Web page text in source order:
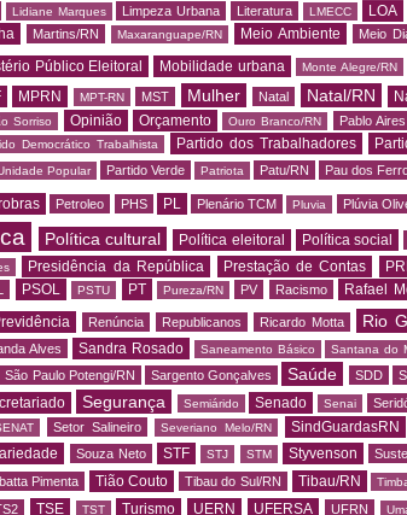
Lidiane Marques Limpeza Urbana Literatura LMECC LOA
Martins/RN Maxaranguape/RN Meio Ambiente Meio
Público Eleitoral Mobilidade urbana Monte Alegre/RN
MPRN MPT-RN MST Mulher Natal Natal/RN
Sorriso Opinião Orçamento Ouro Branco/RN Pablo Aires
Democrático Trabalhista Partido dos Trabalhadores
Popular Partido Verde Patriota Patu/RN Pau dos
Petroleo PHS PL Plenário TCM Pluvia Plúvia
Política cultural Política eleitoral Política social
Presidência da República Prestação de Contas
PSOL PSTU PT Pureza/RN PV Racismo Rafael
Renúncia Republicanos Ricardo Motta Rio
Alves Sandra Rosado Saneamento Básico Santana do
São Paulo Potengi/RN Sargento Gonçalves Saúde SDD
Segurança Semiárido Senado Senai
Setor Salineiro Severiano Melo/RN SindGuardasRN
Souza Neto STF STJ STM Styvenson
Pimenta Tião Couto Tibau do Sul/RN Tibau/RN
TSE TST Turismo UERN UFERSA UFRN